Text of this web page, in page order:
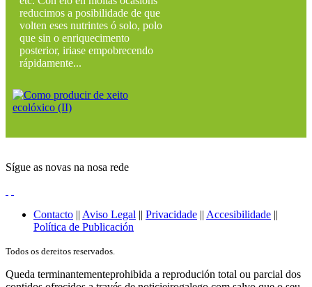
reducimos a posibilidade de que
volten eses nutrintes ó solo, polo
que sin o enriquecimento
posterior, iriase empobrecendo
rápidamente...
Sígue as novas na nosa rede
Contacto || Aviso Legal || Privacidade || Accesibilidade ||
Política de Publicación
Todos os dereitos reservados.
Queda terminantementeprohibida a reprodución total ou parcial dos